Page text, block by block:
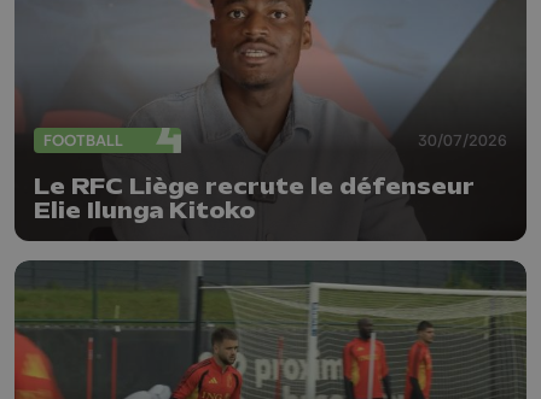
FOOTBALL 30/07/2026
Le RFC Liège recrute le défenseur
Elie Ilunga Kitoko